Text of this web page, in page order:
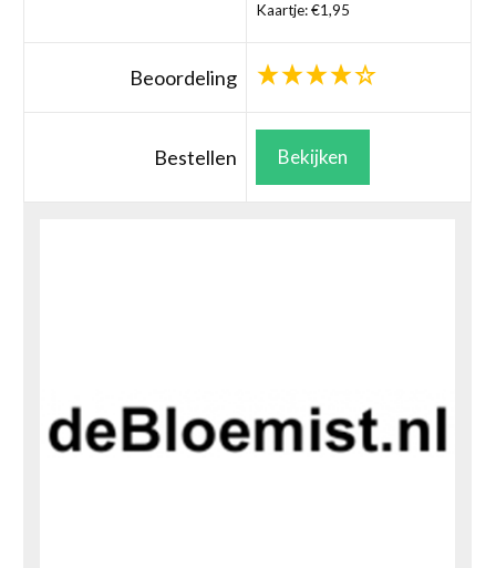
Kaartje: €1,95
Beoordeling
Bestellen Bekijken